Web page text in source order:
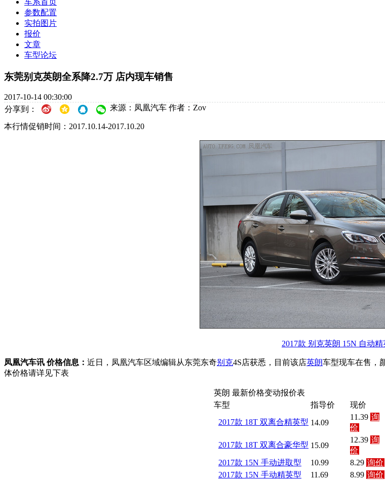
参数配置
实拍图片
报价
文章
车型论坛
东莞别克英朗全系降2.7万 店内现车销售
2017-10-14 00:30:00
分享到：
来源：凤凰汽车 作者：Zov
本行情促销时间：2017.10.14-2017.10.20
2017款 别克英朗 15N 自动精
凤凰汽车讯 价格信息： 近日，凤凰汽车区域编辑从东莞东奇别克4S店获悉，目前该店英朗车型现车在售，
体价格请详见下表
英朗 最新价格变动报价表
车型 指导价 现价
2017款 18T 双离合精英型 14.09
11.39 询
价
2017款 18T 双离合豪华型 15.09
12.39 询
价
2017款 15N 手动进取型 10.99 8.29 询价
2017款 15N 手动精英型
11.69 8.99 询价